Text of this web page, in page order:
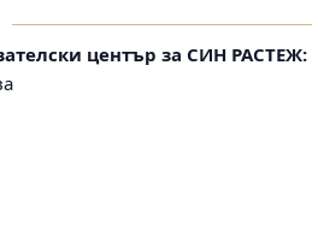
център за СИН РАСТЕЖ: